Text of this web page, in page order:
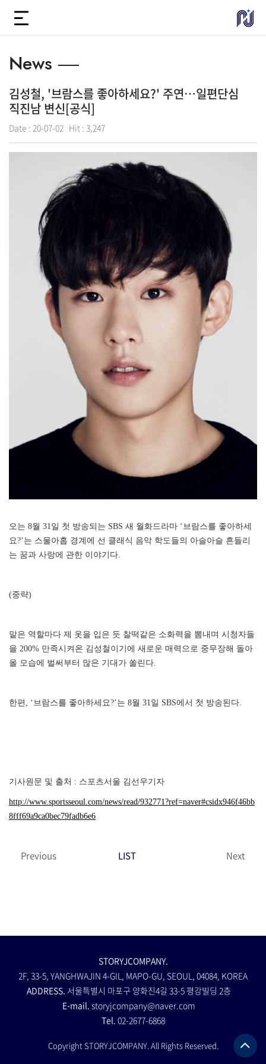
News
김성철, '브람스를 좋아하세요?' 주연…일편단심
직진남 변신[공식]
Date : 20-07-02 Hit : 3,247
오는 8월 31일 첫 방송되는 SBS 새 월화드라마 ‘브람스를 좋아하세
요?’는 스물아홉 경계에 선 클래식 음악 학도들의 아슬아슬 흔들리
는 꿈과 사랑에 관한 이야기다.
(중략)
맡은 역할마다 제 옷을 입은 듯 찰떡같은 소화력을 뽐내며 시청자들
을 200% 만족시켜온 김성철이기에 새로운 매력으로 중무장해 돌아
올 모습에 벌써부터 많은 기대가 쏠린다.
한편, ‘브람스를 좋아하세요?’는 8월 31일 SBS에서 첫 방송된다.
기사원문 및 출처 : 스포츠서울 김선우기자
http://www.sportsseoul.com/news/read/932771?ref=naver#csidx946f46bb
8fff69a9ca0bec79fadb6e6
Previous LIST Next
STORYJCOMPANY.
2F, 33-5, YANGHWAJIN 4-GIL, MAPO-GU, SEOUL, 04084, KOREA
ADDRESS. 서울특별시 마포구 양화진4길 33-5 평강빌딩 2층
E-mail. storyjcompany@naver.com
Tel. 02-2677-6868
Copyright STORYJCOMPANY. All Rights Reserved.